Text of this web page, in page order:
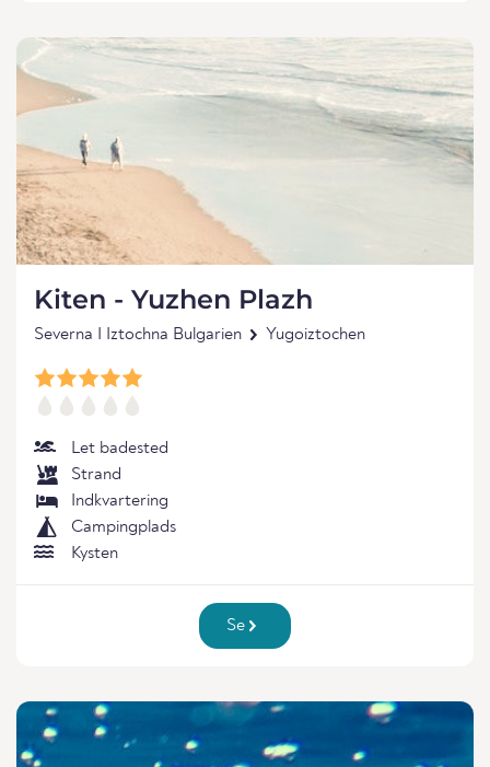
Kiten - Yuzhen Plazh
Severna I Iztochna Bulgarien Yugoiztochen
Let badested
Strand
Indkvartering
Campingplads
Kysten
Se